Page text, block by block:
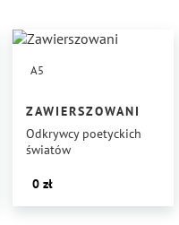
A5
ZAWIERSZOWANI
Odkrywcy poetyckich
światów
0